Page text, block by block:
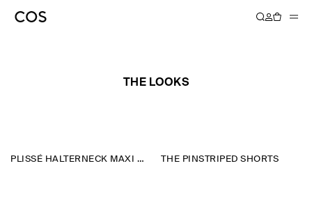
THE LOOKS
PLISSÉ HALTERNECK MAXI DRESS THE PINSTRIPED SHORTS